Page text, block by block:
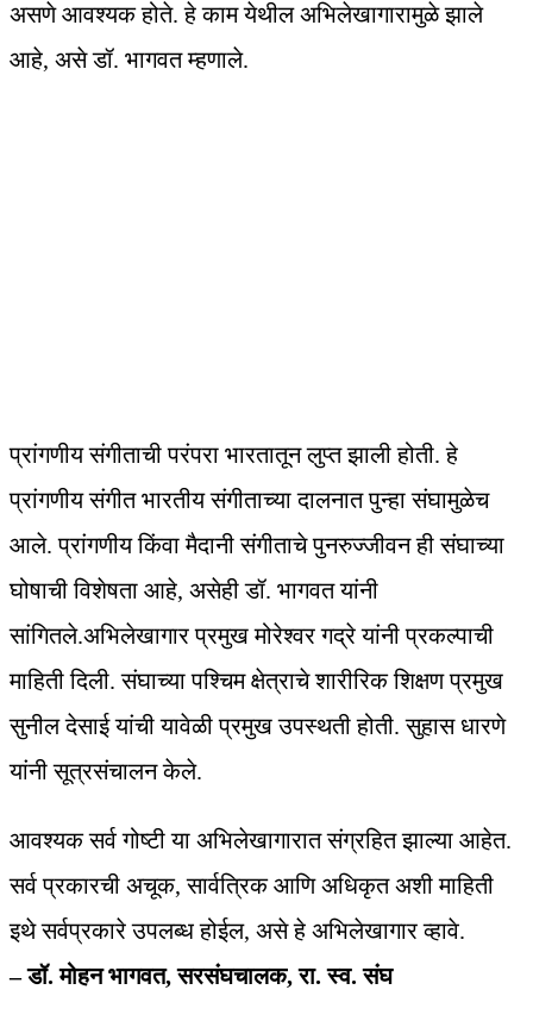
असणे आवश्यक होते. हे काम येथील अभिलेखागारामुळे झाले
आहे, असे डॉ. भागवत म्हणाले.
प्रांगणीय संगीताची परंपरा भारतातून लुप्त झाली होती. हे
प्रांगणीय संगीत भारतीय संगीताच्या दालनात पुन्हा संघामुळेच
आले. प्रांगणीय किंवा मैदानी संगीताचे पुनरुज्जीवन ही संघाच्या
घोषाची विशेषता आहे, असेही डॉ. भागवत यांनी
सांगितले.अभिलेखागार प्रमुख मोरेश्वर गद्रे यांनी प्रकल्पाची
माहिती दिली. संघाच्या पश्चिम क्षेत्राचे शारीरिक शिक्षण प्रमुख
सुनील देसाई यांची यावेळी प्रमुख उपस्थती होती. सुहास धारणे
यांनी सूत्रसंचालन केले.
आवश्यक सर्व गोष्टी या अभिलेखागारात संग्रहित झाल्या आहेत.
सर्व प्रकारची अचूक, सार्वत्रिक आणि अधिकृत अशी माहिती
इथे सर्वप्रकारे उपलब्ध होईल, असे हे अभिलेखागार व्हावे.
– डॉ. मोहन भागवत, सरसंघचालक, रा. स्व. संघ